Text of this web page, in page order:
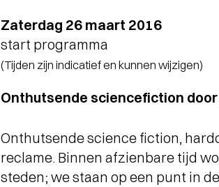
Zaterdag 26 maart 2016
start programma
(Tijden zijn indicatief en kunnen wijzigen)
Onthutsende sciencefiction
Onthutsende science fiction,
reclame. Binnen afzienbare tijd
steden; we staan op een punt in